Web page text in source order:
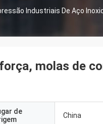
Industriais De Aço
molas de
de
China